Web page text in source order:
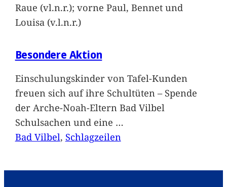
Raue (vl.n.r.); vorne Paul, Bennet und
Louisa (v.l.n.r.)
Besondere Aktion
Einschulungskinder von Tafel-Kunden
freuen sich auf ihre Schultüten – Spende
der Arche-Noah-Eltern Bad Vilbel
Schulsachen und eine …
Bad Vilbel, Schlagzeilen